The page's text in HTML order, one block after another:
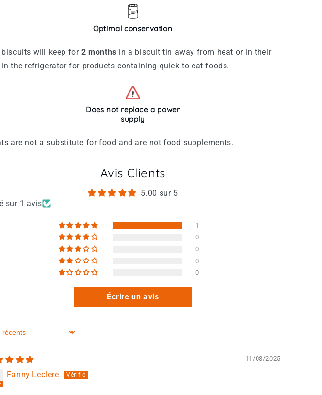
Optimal conservation
biscuits will keep for 2 months in a biscuit tin away from heat or in their
in the refrigerator for products containing quick-to-eat foods.
Does not replace a power
supply
are not a substitute for food and are not food supplements.
Avis Clients
5.00 sur 5
sur 1 avis
1
0
0
0
0
Écrire un avis
by
11/08/2025
Fanny Leclere